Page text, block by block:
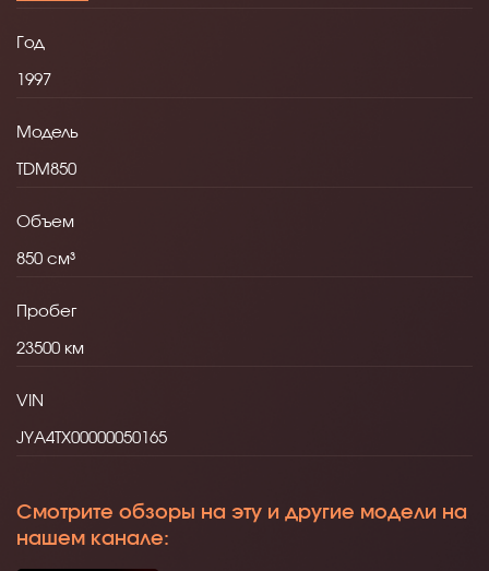
Год
1997
Модель
TDM850
Объем
850
Пробег
23500
VIN
JYA4TX00000050165
Смотрите обзоры на эту и другие модели на
нашем канале: